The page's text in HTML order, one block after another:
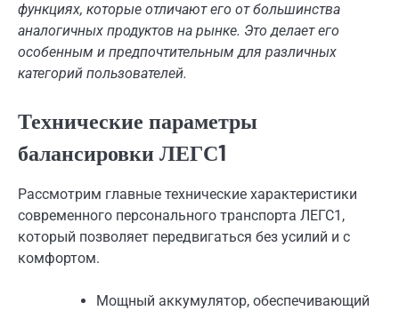
функциях, которые отличают его от большинства
аналогичных продуктов на рынке. Это делает его
особенным и предпочтительным для различных
категорий пользователей.
Технические параметры
балансировки ЛЕГС1
Рассмотрим главные технические характеристики
современного персонального транспорта ЛЕГС1,
который позволяет передвигаться без усилий и с
комфортом.
Мощный аккумулятор, обеспечивающий